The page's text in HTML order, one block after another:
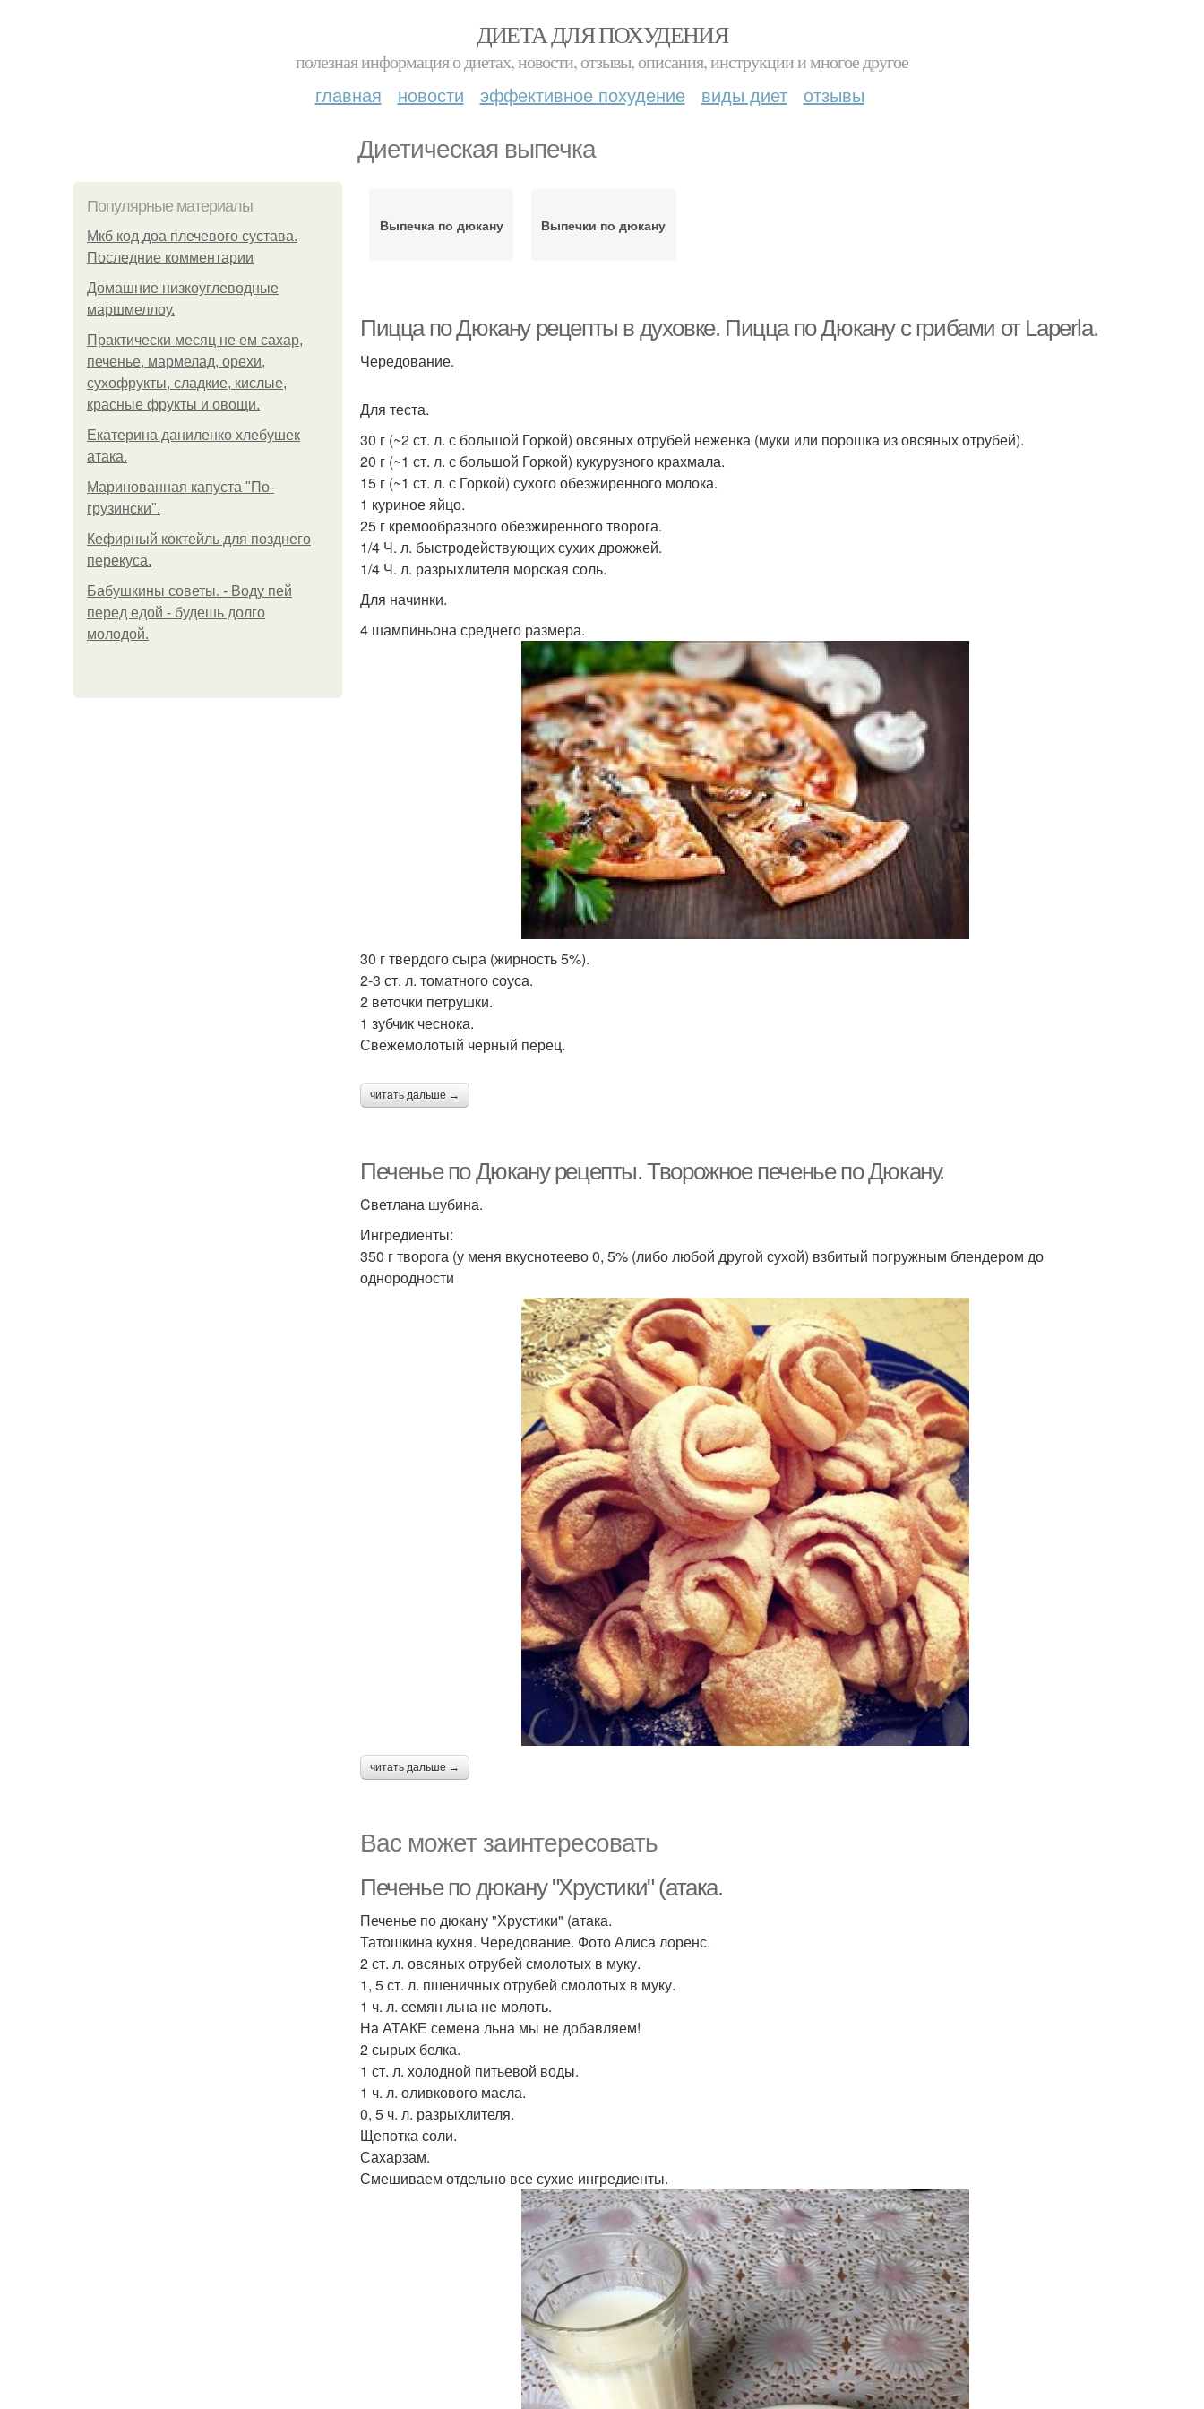
ДИЕТА ДЛЯ ПОХУДЕНИЯ
полезная информация о диетах, новости, отзывы, описания, инструкции и многое другое
главная новости эффективное похудение виды диет отзывы
Диетическая выпечка
Популярные материалы
Мкб код доа плечевого сустава.
Последние комментарии
Домашние низкоуглеводные
маршмеллоу.
Практически месяц не ем сахар,
печенье, мармелад, орехи,
сухофрукты, сладкие, кислые,
красные фрукты и овощи.
Екатерина даниленко хлебушек
атака.
Маринованная капуста "По-
грузински".
Кефирный коктейль для позднего
перекуса.
Бабушкины советы. - Воду пей
перед едой - будешь долго
молодой.
Выпечка по дюкану Выпечки по дюкану
Пицца по Дюкану рецепты в духовке. Пицца по Дюкану с грибами от Laperla.
Чередование.
Для теста.
30 г (~2 ст. л. с большой Горкой) овсяных отрубей неженка (муки или порошка из овсяных отрубей).
20 г (~1 ст. л. с большой Горкой) кукурузного крахмала.
15 г (~1 ст. л. с Горкой) сухого обезжиренного молока.
1 куриное яйцо.
25 г кремообразного обезжиренного творога.
1/4 Ч. л. быстродействующих сухих дрожжей.
1/4 Ч. л. разрыхлителя морская соль.
Для начинки.
4 шампиньона среднего размера.
30 г твердого сыра (жирность 5%).
2-3 ст. л. томатного соуса.
2 веточки петрушки.
1 зубчик чеснока.
Свежемолотый черный перец.
читать дальше →
Печенье по Дюкану рецепты. Творожное печенье по Дюкану.
Cветлана шубина.
Ингредиенты:
350 г творога (у меня вкуснотеево 0, 5% (либо любой другой сухой) взбитый погружным блендером до
однородности
читать дальше →
Вас может заинтересовать
Печенье по дюкану "Хрустики" (атака.
Печенье по дюкану "Хрустики" (атака.
Татошкина кухня. Чередование. Фото Алиса лоренс.
2 ст. л. овсяных отрубей смолотых в муку.
1, 5 ст. л. пшеничных отрубей смолотых в муку.
1 ч. л. семян льна не молоть.
На АТАКЕ семена льна мы не добавляем!
2 сырых белка.
1 ст. л. холодной питьевой воды.
1 ч. л. оливкового масла.
0, 5 ч. л. разрыхлителя.
Щепотка соли.
Сахарзам.
Смешиваем отдельно все сухие ингредиенты.